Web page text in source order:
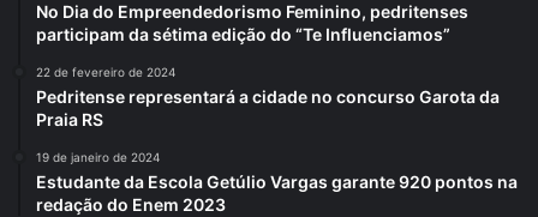
No Dia do Empreendedorismo Feminino, pedritenses
participam da sétima edição do “Te Influenciamos”
22 de fevereiro de 2024
Pedritense representará a cidade no concurso Garota da
Praia RS
19 de janeiro de 2024
Estudante da Escola Getúlio Vargas garante 920 pontos na
redação do Enem 2023